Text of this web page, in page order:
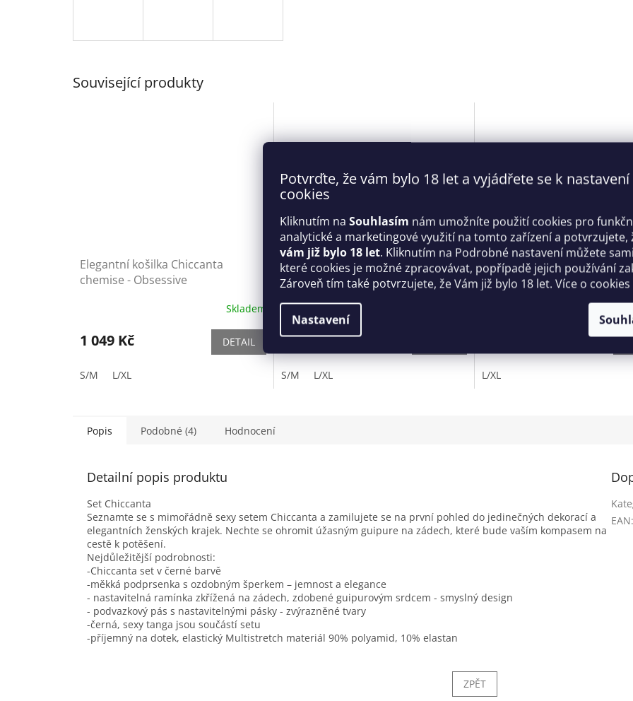
Potvrďte, že vám bylo 18 let a vyjádřete se k nastavení
cookies
Kliknutím na Souhlasím nám umožníte použití cookies pro
analytické a marketingové využití na tomto zařízení a potvrzujete,
vám již bylo 18 let. Kliknutím na Podrobné nastavení můžete
které cookies je možné zpracovávat, popřípadě jejich používání
Zároveň tím také potvrzujete, že Vám již bylo 18 let. Více o cookies
Nastavení
Související produkty
Elegantní košilka Chiccanta
chemise - Obsessive
Skladem
1 049 Kč DETAIL
S/M L/XL
Smyslná košilka Chiccanta
babydoll - Obsessive
1 149 Kč
S/M L/XL
Svůdný podvazkový pás
garter belt - Obsessive
L/XL
Popis Podobné (4) Hodnocení
Detailní popis produktu
Set Chiccanta
Seznamte se s mimořádně sexy setem Chiccanta a zamilujete se na první pohled do jedinečných dekorací a
elegantních ženských krajek. Nechte se ohromit úžasným guipure na zádech, které bude vaším kompasem na
cestě k potěšení.
Nejdůležitější podrobnosti:
-Chiccanta set v černé barvě
-měkká podprsenka s ozdobným šperkem – jemnost a elegance
- nastavitelná ramínka zkřížená na zádech, zdobené guipurovým srdcem - smyslný design
- podvazkový pás s nastavitelnými pásky - zvýrazněné tvary
-černá, sexy tanga jsou součástí setu
-příjemný na dotek, elastický Multistretch materiál 90% polyamid, 10% elastan
EAN:
ZPĚT